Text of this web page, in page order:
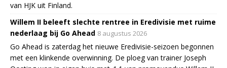
van HJK uit Finland.
Willem II beleeft slechte rentree in Eredivisie met ruime
nederlaag bij Go Ahead 8 augustus 2026
Go Ahead is zaterdag het nieuwe Eredivisie-seizoen begonnen
met een klinkende overwinning. De ploeg van trainer Joseph